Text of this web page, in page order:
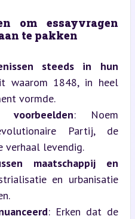
om essayvragen
te pakken
steeds in hun
waarom 1848, in heel
vormde.
voorbeelden: Noem
Partij, de
levendig.
maatschappij en
en urbanisatie
: Erken dat de